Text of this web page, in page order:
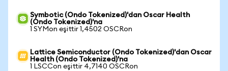
Symbotic (Ondo Tokenized)'dan Oscar Health
(Ondo Tokenized)'na
1 SYMon eşittir 1,4502 OSCRon
Lattice Semiconductor (Ondo Tokenized)'dan Oscar
Health (Ondo Tokenized)'na
1 LSCCon eşittir 4,7140 OSCRon